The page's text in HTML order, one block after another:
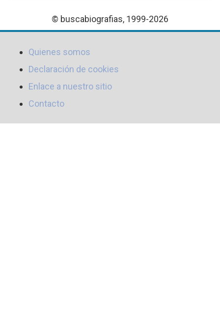
© buscabiografias, 1999-2026
Quienes somos
Declaración de cookies
Enlace a nuestro sitio
Contacto